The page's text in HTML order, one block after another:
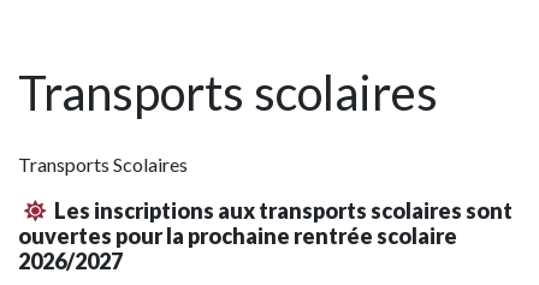
Transports scolaires
Transports Scolaires
Les inscriptions aux transports scolaires sont
ouvertes pour la prochaine rentrée scolaire
2026/2027